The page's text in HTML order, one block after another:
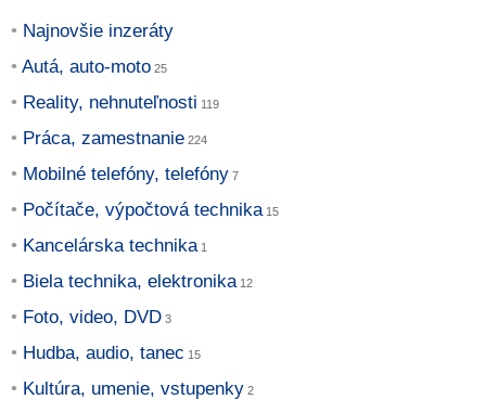
Najnovšie inzeráty
Autá, auto-moto
Reality, nehnuteľnosti
Práca, zamestnanie
Mobilné telefóny, telefóny
Počítače, výpočtová technika
Kancelárska technika
Biela technika, elektronika
Foto, video, DVD
Hudba, audio, tanec
Kultúra, umenie, vstupenky